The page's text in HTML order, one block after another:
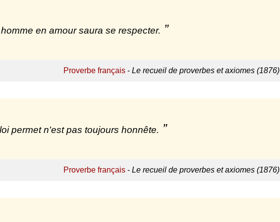
en amour saura se respecter.
Proverbe français- Le recueil de proverbes et axiomes (1876)
permet n'est pas toujours honnête.
Proverbe français- Le recueil de proverbes et axiomes (1876)